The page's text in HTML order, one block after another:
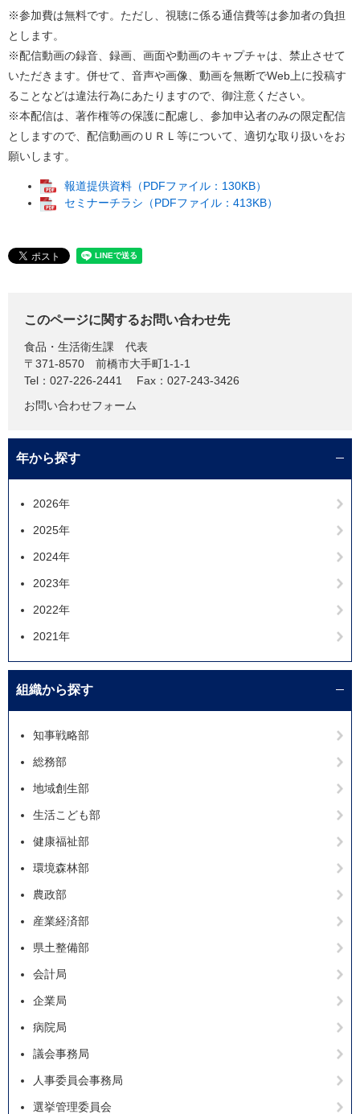
※参加費は無料です。ただし、視聴に係る通信費等は参加者の負担
とします。
※配信動画の録音、録画、画面や動画のキャプチャは、禁止させて
いただきます。併せて、音声や画像、動画を無断でWeb上に投稿す
ることなどは違法行為にあたりますので、御注意ください。
※本配信は、著作権等の保護に配慮し、参加申込者のみの限定配信
としますので、配信動画のＵＲＬ等について、適切な取り扱いをお
願いします。
報道提供資料（PDFファイル：130KB）
セミナーチラシ（PDFファイル：413KB）
このページに関するお問い合わせ先
食品・生活衛生課
代表
〒371-8570
前橋市大手町1-1-1
Tel：027-226-2441
Fax：027-243-3426
お問い合わせフォーム
年から探す
2026年
2025年
2024年
2023年
2022年
2021年
組織から探す
知事戦略部
総務部
地域創生部
生活こども部
健康福祉部
環境森林部
農政部
産業経済部
県土整備部
会計局
企業局
病院局
議会事務局
人事委員会事務局
選挙管理委員会